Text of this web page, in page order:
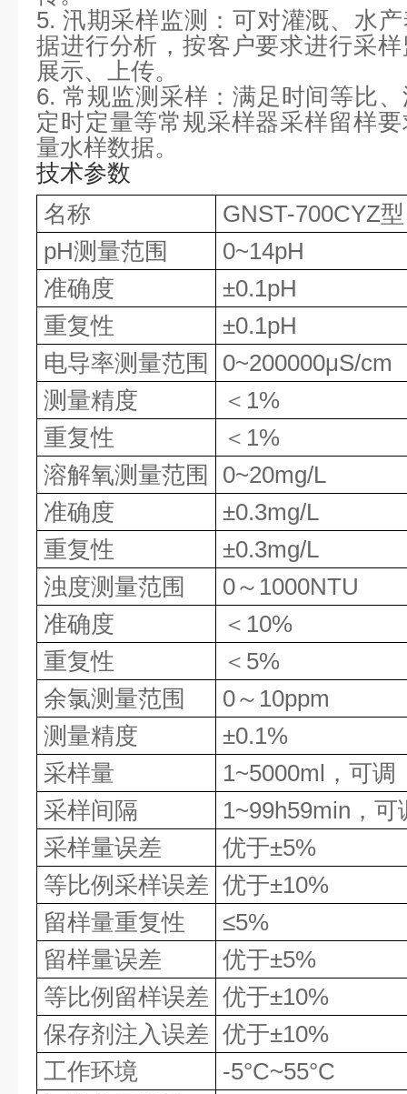
5. 汛期采样监测：可对灌溉、水
据进行分析，按客户要求进行采
展示、上传。
6. 常规监测采样：满足时间等比
定时定量等常规采样器采样留样
量水样数据。
技术参数
名称
GNST-700CYZ
pH测量范围
0~14pH
准确度
±0.1pH
重复性
±0.1pH
电导率测量范围
0~200000μS/cm
测量精度
＜ 1%
重复性
＜ 1%
溶解氧测量范围
0~20mg/L
准确度
±0.3mg/L
重复性
±0.3mg/L
浊度测量范围
0～ 1000NTU
准确度
＜ 10%
重复性
＜ 5%
余氯测量范围
0～ 10ppm
测量精度
±0.1%
采样量
1~5000ml ，可调
采样间隔
1~99h59min ，可
采样量误差
优于±5%
等比例采样误差 优于±10%
留样量重复性
≤5%
留样量误差
优于±5%
等比例留样误差 优于±10%
保存剂注入误差 优于±10%
工作环境
-5°C~55°C